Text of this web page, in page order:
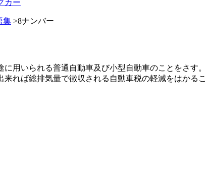
カー
集 >8ナンバー
に用いられる普通自動車及び小型自動車のことをさ
れば総排気量で徴収される自動車税の軽減をはかるこ